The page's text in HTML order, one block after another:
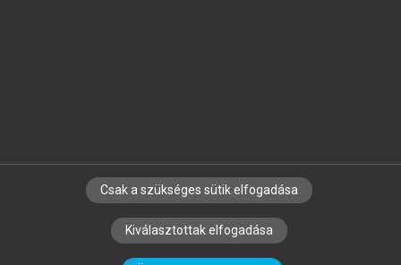
SZERZŐKNEK CÉGEKNEK KÖNYVTÁROSOKNAK
SZERKESZTÉSI ÉS LEKTORÁLÁSI ALAPELVEK
Csak a szükséges sütik elfogadása
Kiválasztottak elfogadása